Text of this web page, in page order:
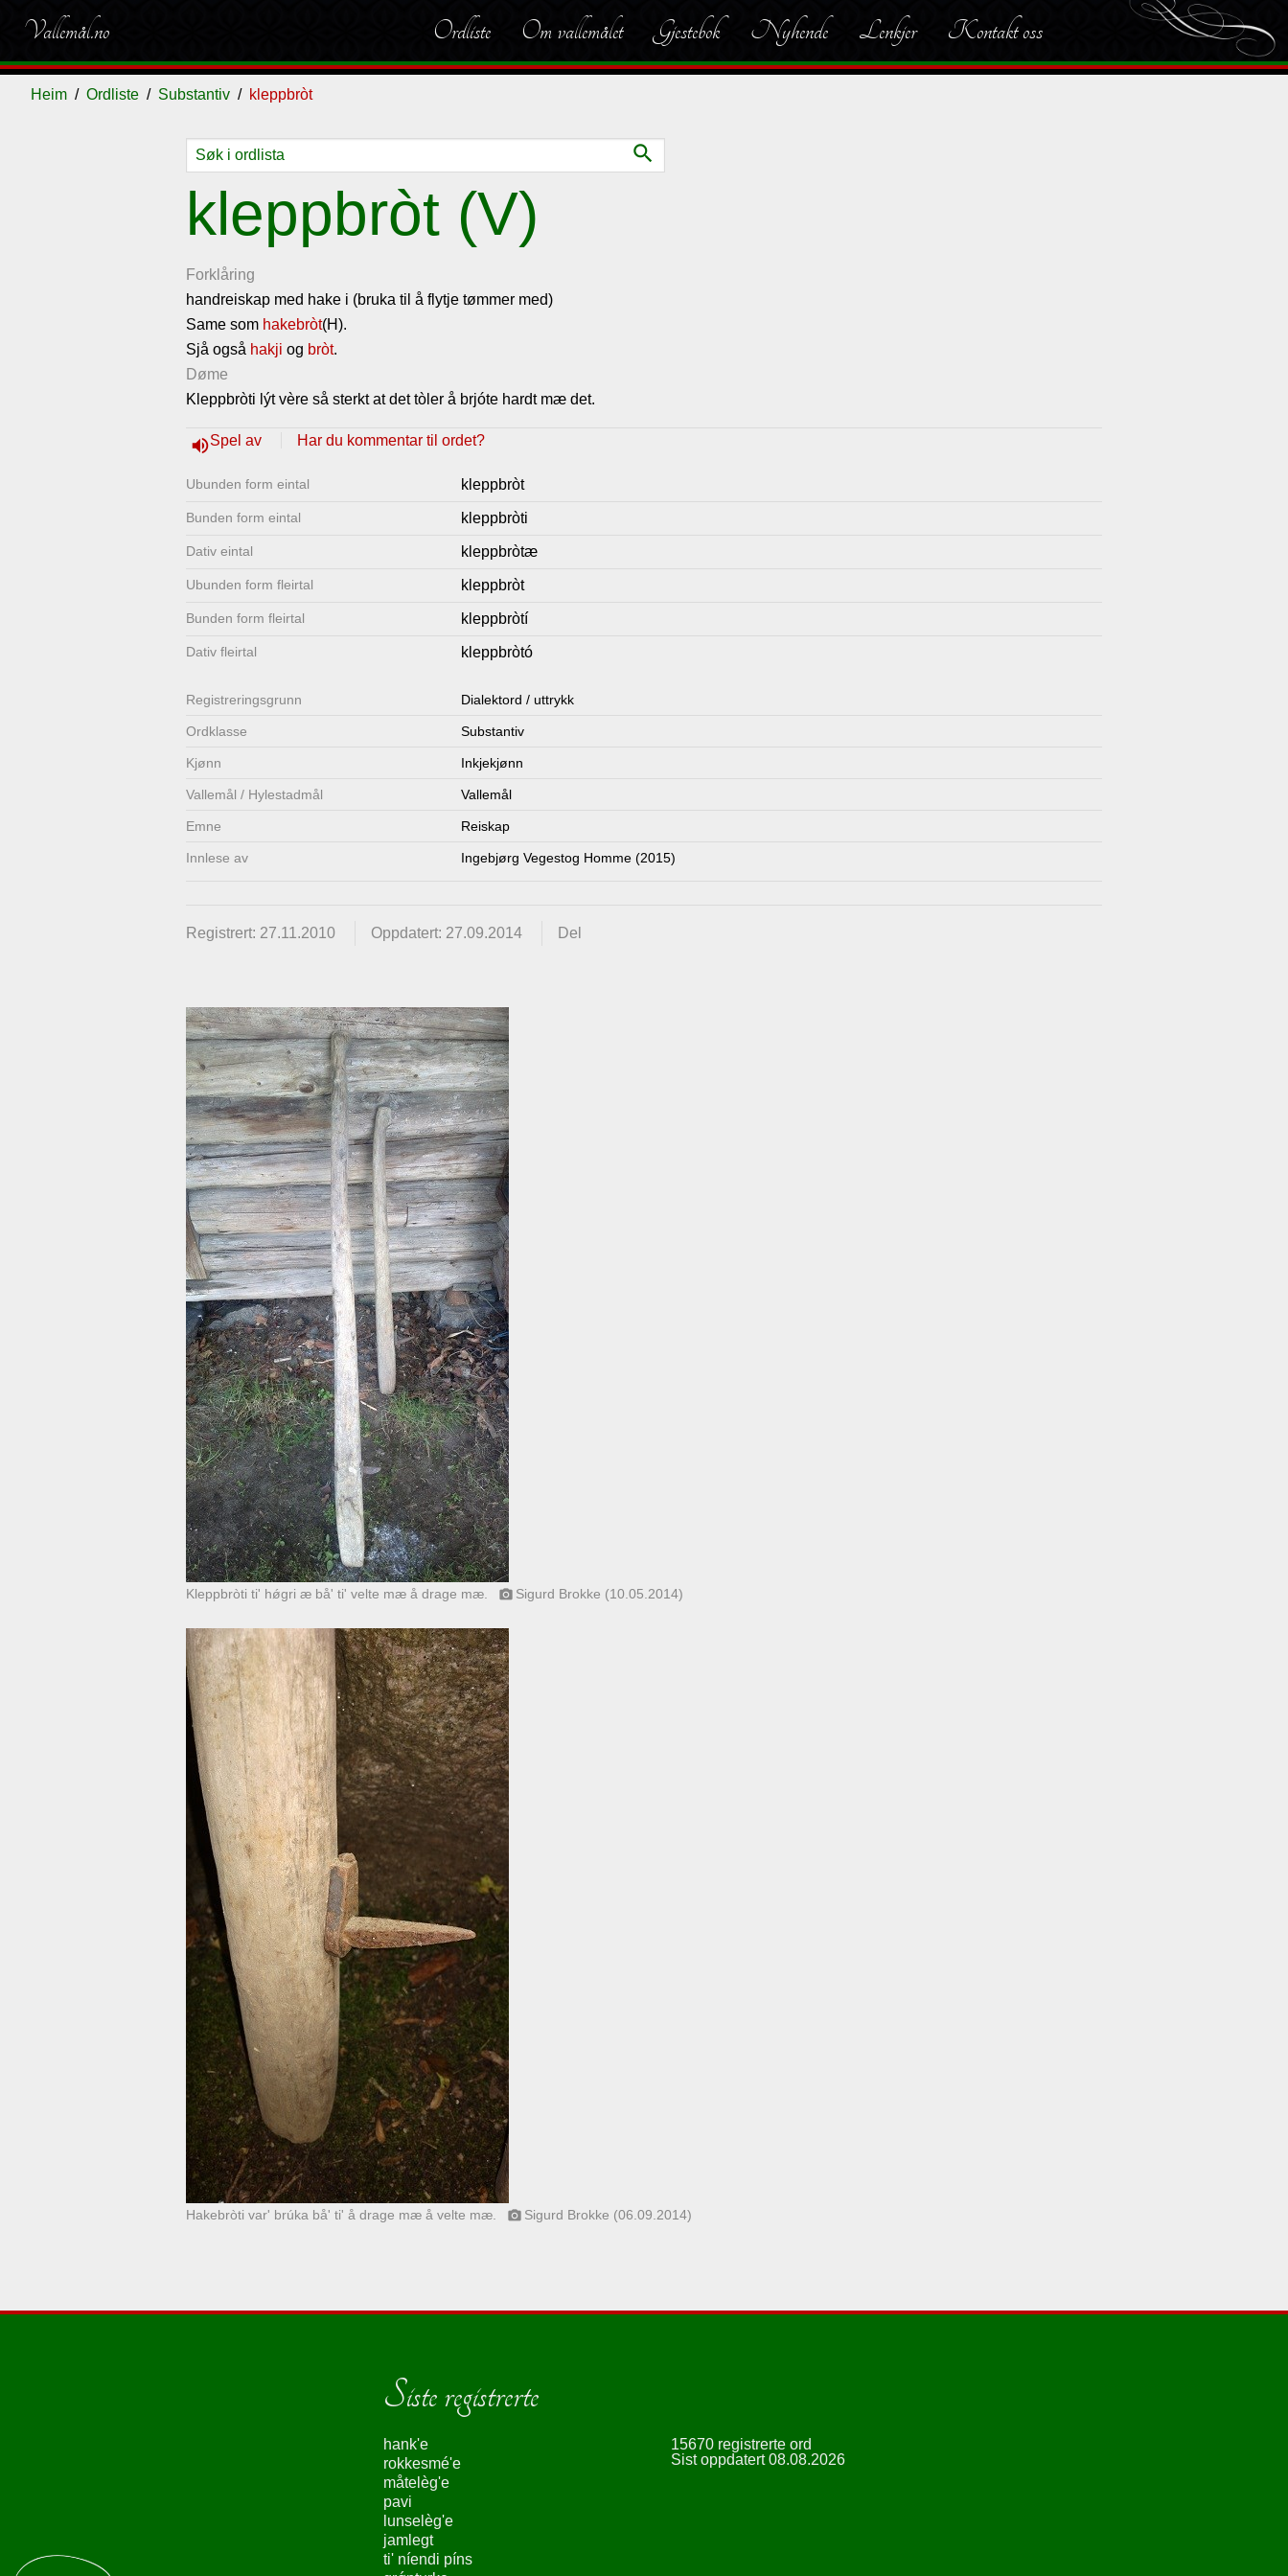
Vallemål.no Ordliste Om vallemålet Gjestebok Nyhende Lenkjer Kontakt oss
Heim Ordliste Substantiv kleppbròt
search
kleppbròt (V)
Forklåring
handreiskap med hake i (bruka til å flytje tømmer med)
Same som hakebròt(H).
Sjå også hakji og bròt.
Døme
Kleppbròti lýt vère så sterkt at det tòler å brjóte hardt mæ det.
volume_upSpel av Har du kommentar til ordet?
Ubunden form eintal kleppbròt
Bunden form eintal kleppbròti
Dativ eintal kleppbròtæ
Ubunden form fleirtal kleppbròt
Bunden form fleirtal kleppbròtí
Dativ fleirtal kleppbròtó
Registrerings­grunn Dialektord / uttrykk
Ordklasse Substantiv
Kjønn Inkjekjønn
Vallemål / Hylestadmål Vallemål
Emne Reiskap
Innlese av Ingebjørg Vegestog Homme (2015)
Registrert: 27.11.2010 Oppdatert: 27.09.2014 Del
Kleppbròti ti' hǿgri æ bå' ti' velte mæ å drage mæ. photo_camera Sigurd Brokke (10.05.2014)
Hakebròti var' brúka bå' ti' å drage mæ å velte mæ. photo_camera Sigurd Brokke (06.09.2014)
Siste registrerte
hank'e
rokkesmé'e
måtelèg'e
pavi
lunselèg'e
jamlegt
ti' níendi píns
15670 registrerte ord
Sist oppdatert 08.08.2026